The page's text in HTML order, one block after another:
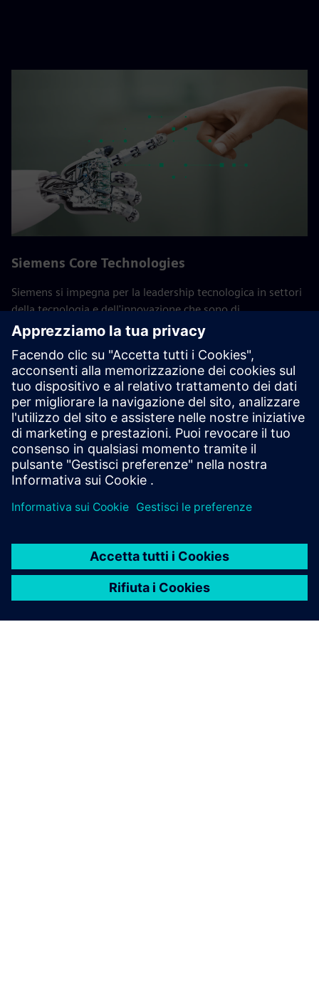
Siemens Core Technologies
Siemens si impegna per la leadership tecnologica in settori
della tecnologia e dell'innovazione che sono di
fondamentale importanza per l'azienda. Queste tecnologie
di base sono fondamentali per il successo a lungo termine
di Siemens e dei suoi clienti. Gli esperti del dipartimento di
ricerca globale sulla tecnologia e delle varie aziende
lavorano insieme qui, consolidando le attività di ricerca e
sviluppo dell'azienda.
Torna a tutte le Siemens Core Technologies